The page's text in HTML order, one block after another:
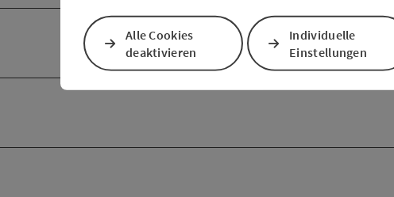
Alle Cookies
deaktivieren
Individuelle
Einstellungen